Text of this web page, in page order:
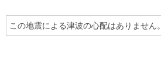
この地震による津波の心配はありません。